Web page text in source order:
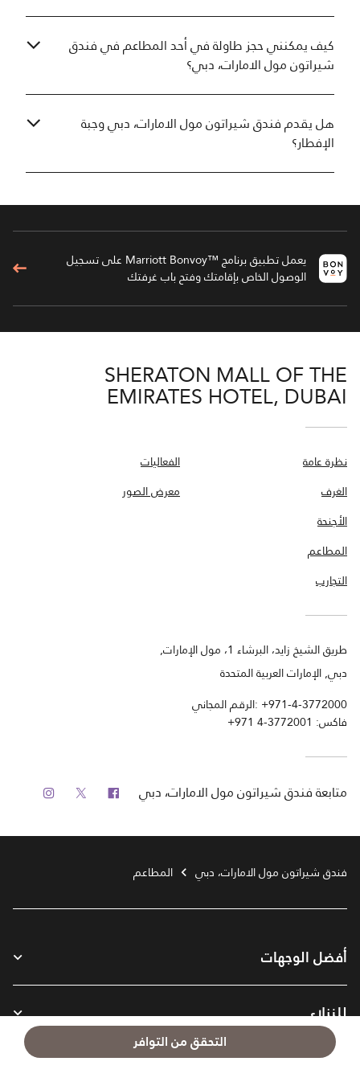
التحقق من التوافر
كيف يمكنني حجز طاولة في أحد المطاعم في فندق
شيراتون مول الامارات، دبي؟
هل يقدم فندق شيراتون مول الامارات، دبي وجبة
الإفطار؟
يعمل تطبيق برنامج ™Marriott Bonvoy على تسجيل
الوصول الخاص بإقامتك وفتح باب غرفتك
SHERATON MALL OF THE
EMIRATES HOTEL, DUBAI
نظرة عامة
الغرف
الأجنحة
المطاعم
التجارب
الفعاليات
معرض الصور
طريق الشيخ زايد، البرشاء 1، مول الإمارات,
دبي, الإمارات العربية المتحدة
الرقم المجاني: +971-4-3772000
فاكس: +971 4-3772001
متابعةفندق شيراتون مول الامارات، دبي فيس بوكتويتر
فندق شيراتون مول الامارات، دبي المطاعم
أفضل الوجهات
للنزلاء